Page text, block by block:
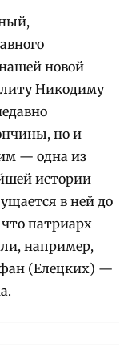
новой
Никодиму
но и
— одна из
истории
в ней до
патриарх
например,
(Елецких) —